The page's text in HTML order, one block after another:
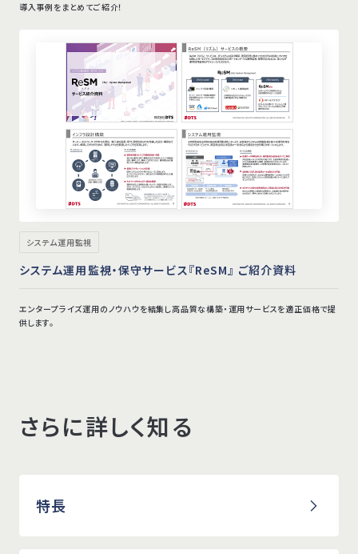
導入事例をまとめてご紹介！
システム運用監視
システム運用監視・保守サービス『ReSM』 ご紹介資料
エンタープライズ運用のノウハウを結集し高品質な構築・運用サービスを適正価格で提
供します。
さらに詳しく知る
特長